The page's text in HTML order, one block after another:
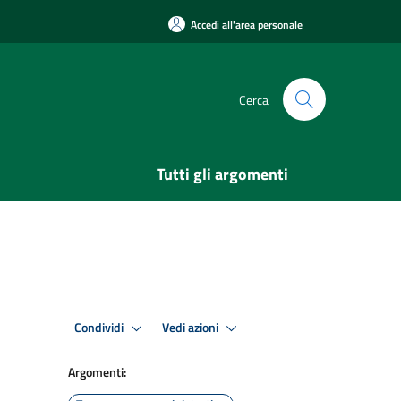
Accedi all'area personale
Cerca
Tutti gli argomenti
Condividi Vedi azioni
Argomenti: